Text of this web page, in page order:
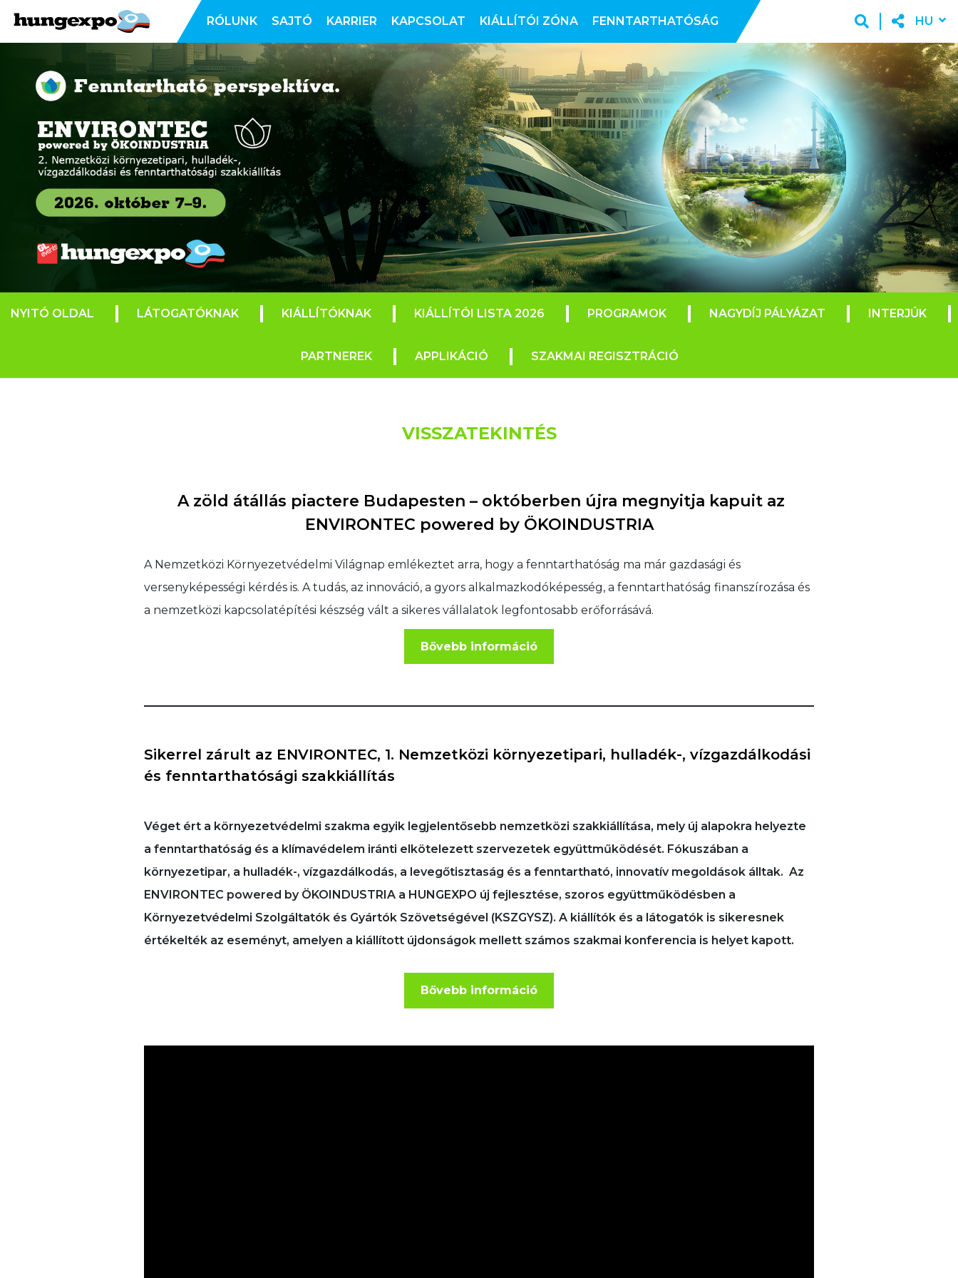
RÓLUNK SAJTÓ KARRIER KAPCSOLAT KIÁLLÍTÓI ZÓNA FENNTARTHATÓSÁG HU
NYITÓ OLDAL LÁTOGATÓKNAK KIÁLLÍTÓKNAK KIÁLLÍTÓI LISTA 2026 PROGRAMOK NAGYDÍJ PÁLYÁZAT INTERJÚK
PARTNEREK APPLIKÁCIÓ SZAKMAI REGISZTRÁCIÓ
VISSZATEKINTÉS
A zöld átállás piactere Budapesten – októberben újra megnyitja kapuit az
ENVIRONTEC powered by ÖKOINDUSTRIA
A Nemzetközi Környezetvédelmi Világnap emlékeztet arra, hogy a fenntarthatóság ma már gazdasági és
versenyképességi kérdés is. A tudás, az innováció, a gyors alkalmazkodóképesség, a fenntarthatóság finanszírozása és
a nemzetközi kapcsolatépítési készség vált a sikeres vállalatok legfontosabb erőforrásává.
Bővebb információ
Sikerrel zárult az ENVIRONTEC, 1. Nemzetközi környezetipari, hulladék-, vízgazdálkodási
és fenntarthatósági szakkiállítás
Véget ért a környezetvédelmi szakma egyik legjelentősebb nemzetközi szakkiállítása, mely új alapokra helyezte
a fenntarthatóság és a klímavédelem iránti elkötelezett szervezetek együttműködését. Fókuszában a
környezetipar, a hulladék-, vízgazdálkodás, a levegőtisztaság és a fenntartható, innovatív megoldások álltak. Az
ENVIRONTEC powered by ÖKOINDUSTRIA a HUNGEXPO új fejlesztése, szoros együttműködésben a
Környezetvédelmi Szolgáltatók és Gyártók Szövetségével (KSZGYSZ). A kiállítók és a látogatók is sikeresnek
értékelték az eseményt, amelyen a kiállított újdonságok mellett számos szakmai konferencia is helyet kapott.
Bővebb információ